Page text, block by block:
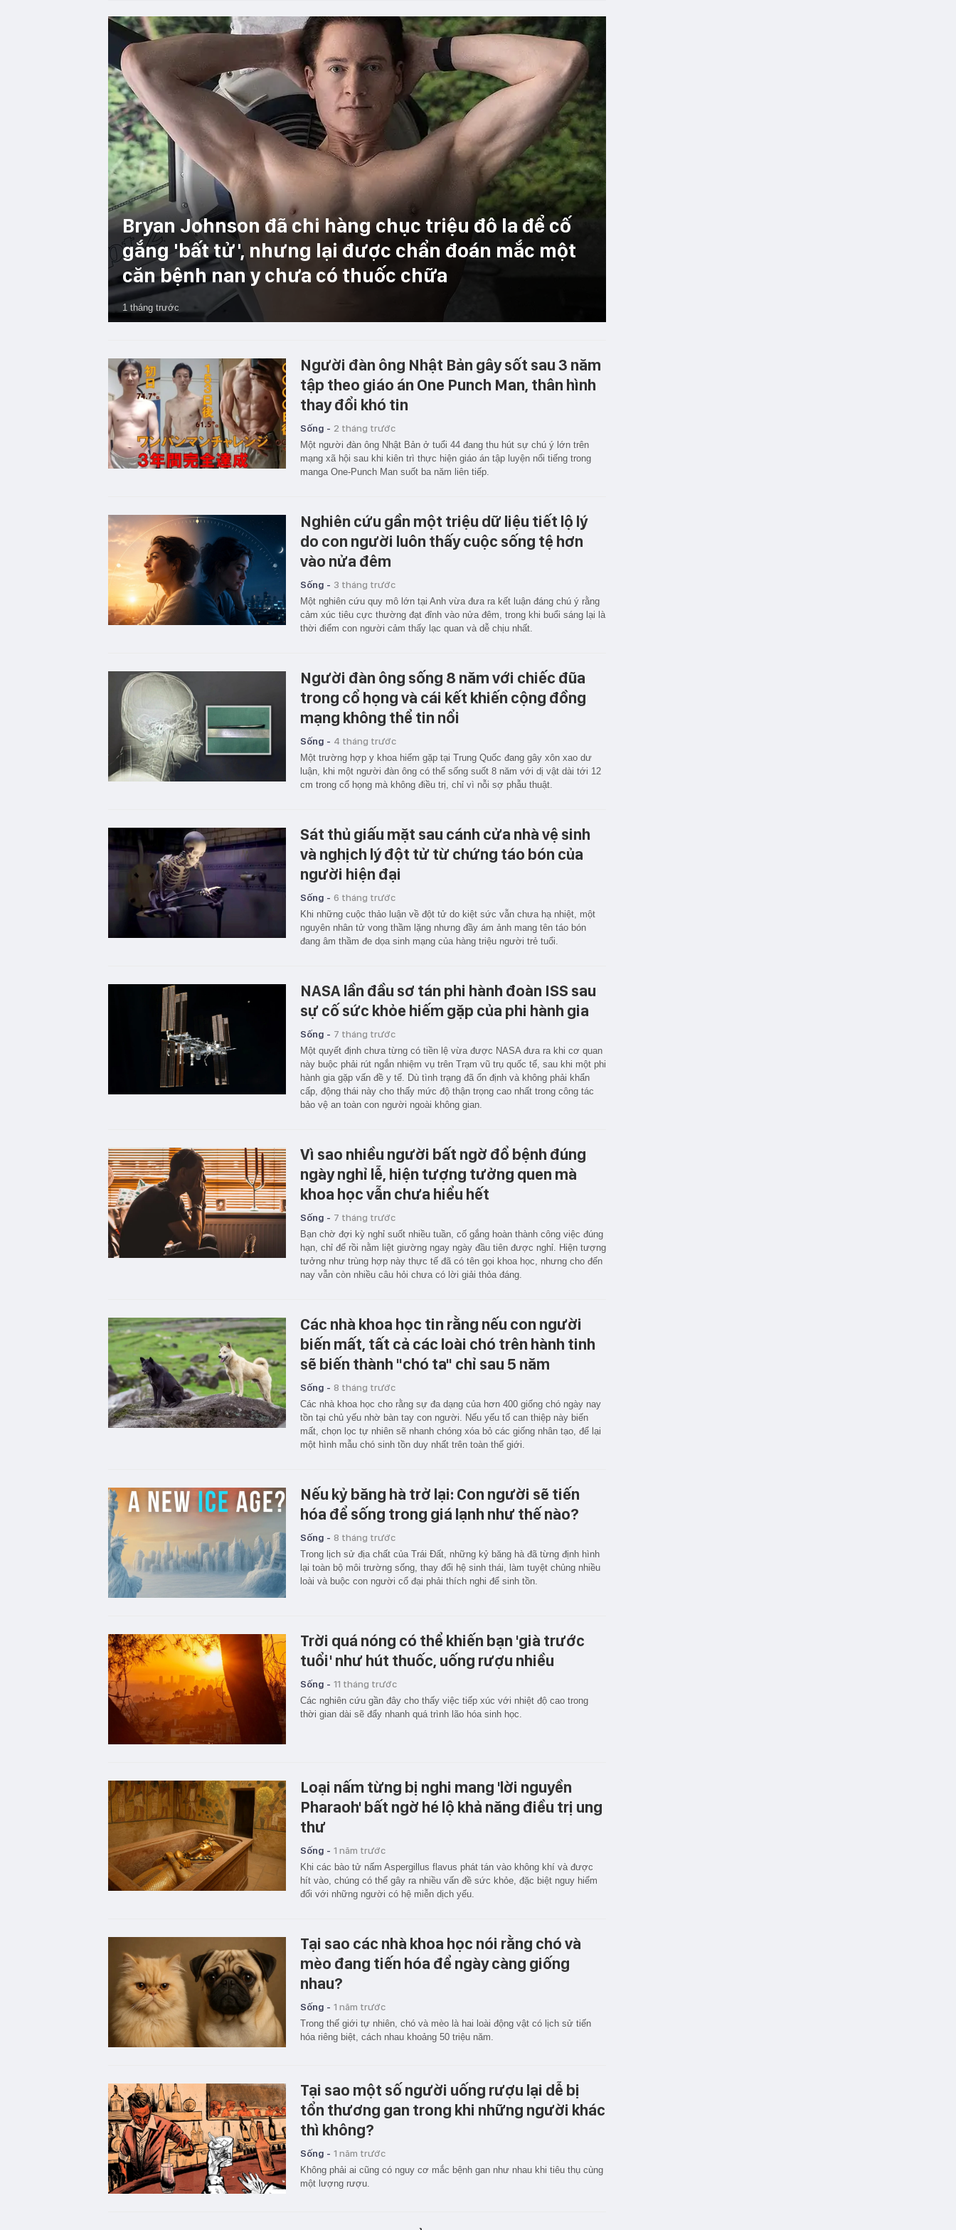
Bryan Johnson đã chi hàng chục triệu đô la để cố
gắng 'bất tử', nhưng lại được chẩn đoán mắc một
căn bệnh nan y chưa có thuốc chữa
1 tháng trước
Người đàn ông Nhật Bản gây sốt sau 3 năm
tập theo giáo án One Punch Man, thân hình
thay đổi khó tin
Sống - 2 tháng trước
Một người đàn ông Nhật Bản ở tuổi 44 đang thu hút sự chú ý lớn trên
mạng xã hội sau khi kiên trì thực hiện giáo án tập luyện nổi tiếng trong
manga One-Punch Man suốt ba năm liên tiếp.
Nghiên cứu gần một triệu dữ liệu tiết lộ lý
do con người luôn thấy cuộc sống tệ hơn
vào nửa đêm
Sống - 3 tháng trước
Một nghiên cứu quy mô lớn tại Anh vừa đưa ra kết luận đáng chú ý rằng
cảm xúc tiêu cực thường đạt đỉnh vào nửa đêm, trong khi buổi sáng lại là
thời điểm con người cảm thấy lạc quan và dễ chịu nhất.
Người đàn ông sống 8 năm với chiếc đũa
trong cổ họng và cái kết khiến cộng đồng
mạng không thể tin nổi
Sống - 4 tháng trước
Một trường hợp y khoa hiếm gặp tại Trung Quốc đang gây xôn xao dư
luận, khi một người đàn ông có thể sống suốt 8 năm với dị vật dài tới 12
cm trong cổ họng mà không điều trị, chỉ vì nỗi sợ phẫu thuật.
Sát thủ giấu mặt sau cánh cửa nhà vệ sinh
và nghịch lý đột tử từ chứng táo bón của
người hiện đại
Sống - 6 tháng trước
Khi những cuộc thảo luận về đột tử do kiệt sức vẫn chưa hạ nhiệt, một
nguyên nhân tử vong thầm lặng nhưng đầy ám ảnh mang tên táo bón
đang âm thầm đe dọa sinh mạng của hàng triệu người trẻ tuổi.
NASA lần đầu sơ tán phi hành đoàn ISS sau
sự cố sức khỏe hiếm gặp của phi hành gia
Sống - 7 tháng trước
Một quyết định chưa từng có tiền lệ vừa được NASA đưa ra khi cơ quan
này buộc phải rút ngắn nhiệm vụ trên Trạm vũ trụ quốc tế, sau khi một phi
hành gia gặp vấn đề y tế. Dù tình trạng đã ổn định và không phải khẩn
cấp, động thái này cho thấy mức độ thận trọng cao nhất trong công tác
bảo vệ an toàn con người ngoài không gian.
Vì sao nhiều người bất ngờ đổ bệnh đúng
ngày nghỉ lễ, hiện tượng tưởng quen mà
khoa học vẫn chưa hiểu hết
Sống - 7 tháng trước
Bạn chờ đợi kỳ nghỉ suốt nhiều tuần, cố gắng hoàn thành công việc đúng
hạn, chỉ để rồi nằm liệt giường ngay ngày đầu tiên được nghỉ. Hiện tượng
tưởng như trùng hợp này thực tế đã có tên gọi khoa học, nhưng cho đến
nay vẫn còn nhiều câu hỏi chưa có lời giải thỏa đáng.
Các nhà khoa học tin rằng nếu con người
biến mất, tất cả các loài chó trên hành tinh
sẽ biến thành "chó ta" chỉ sau 5 năm
Sống - 8 tháng trước
Các nhà khoa học cho rằng sự đa dạng của hơn 400 giống chó ngày nay
tồn tại chủ yếu nhờ bàn tay con người. Nếu yếu tố can thiệp này biến
mất, chọn lọc tự nhiên sẽ nhanh chóng xóa bỏ các giống nhân tạo, để lại
một hình mẫu chó sinh tồn duy nhất trên toàn thế giới.
Nếu kỷ băng hà trở lại: Con người sẽ tiến
hóa để sống trong giá lạnh như thế nào?
Sống - 8 tháng trước
Trong lịch sử địa chất của Trái Đất, những kỷ băng hà đã từng định hình
lại toàn bộ môi trường sống, thay đổi hệ sinh thái, làm tuyệt chủng nhiều
loài và buộc con người cổ đại phải thích nghi để sinh tồn.
Trời quá nóng có thể khiến bạn 'già trước
tuổi' như hút thuốc, uống rượu nhiều
Sống - 11 tháng trước
Các nghiên cứu gần đây cho thấy việc tiếp xúc với nhiệt độ cao trong
thời gian dài sẽ đẩy nhanh quá trình lão hóa sinh học.
Loại nấm từng bị nghi mang 'lời nguyền
Pharaoh' bất ngờ hé lộ khả năng điều trị ung
thư
Sống - 1 năm trước
Khi các bào tử nấm Aspergillus flavus phát tán vào không khí và được
hít vào, chúng có thể gây ra nhiều vấn đề sức khỏe, đặc biệt nguy hiểm
đối với những người có hệ miễn dịch yếu.
Tại sao các nhà khoa học nói rằng chó và
mèo đang tiến hóa để ngày càng giống
nhau?
Sống - 1 năm trước
Trong thế giới tự nhiên, chó và mèo là hai loài động vật có lịch sử tiến
hóa riêng biệt, cách nhau khoảng 50 triệu năm.
Tại sao một số người uống rượu lại dễ bị
tổn thương gan trong khi những người khác
thì không?
Sống - 1 năm trước
Không phải ai cũng có nguy cơ mắc bệnh gan như nhau khi tiêu thụ cùng
một lượng rượu.